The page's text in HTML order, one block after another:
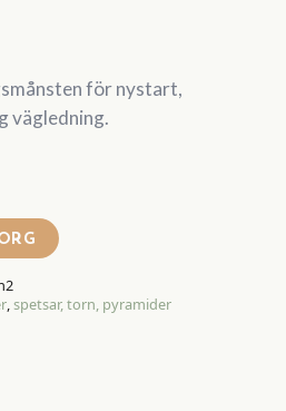
för nystart,
vägledning.
,spetsar, torn, pyramider